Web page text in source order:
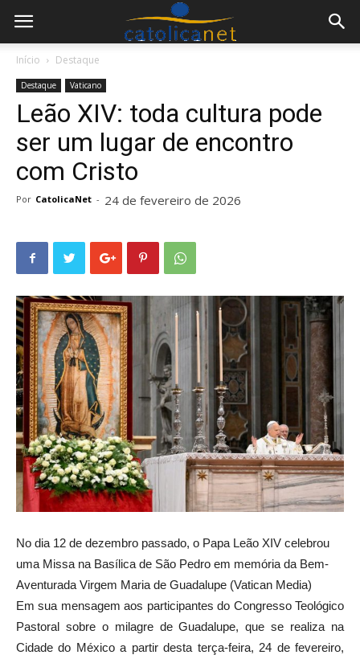
Início Destaque
Destaque Vaticano
Leão XIV: toda cultura pode
ser um lugar de encontro
com Cristo
Por CatolicaNet - 24 de fevereiro de 2026
No dia 12 de dezembro passado, o Papa Leão XIV celebrou
uma Missa na Basílica de São Pedro em memória da Bem-
Aventurada Virgem Maria de Guadalupe (Vatican Media)
Em sua mensagem aos participantes do Congresso Teológico
Pastoral sobre o milagre de Guadalupe, que se realiza na
Cidade do México a partir desta terça-feira, 24 de fevereiro,